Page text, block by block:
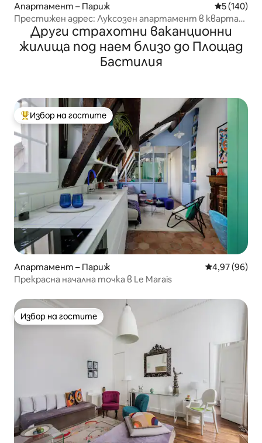
Апартамент – Париж Средна
5 (140)
Престижен адрес: Луксозен апартамент в квартал
„Мари“
Други страхотни ваканционни
жилища под наем близо до Площад
Бастилия
Най-популярен избор на гостите
Избор на гостите
Апартамент – Париж Средна
4,97 (96)
Прекрасна начална точка в Le Marais
Избор на гостите
Избор на гостите